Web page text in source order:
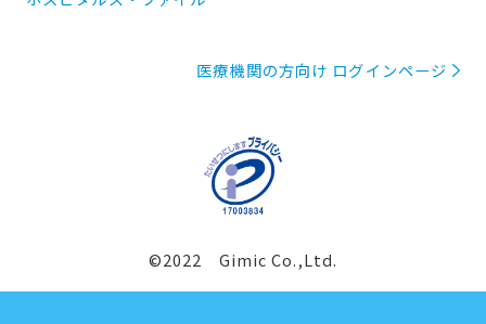
医療機関の方向け ログインページ
©2022 Gimic Co.,Ltd.